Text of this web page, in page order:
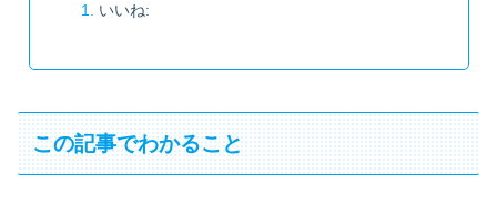
いいね:
この記事でわかること